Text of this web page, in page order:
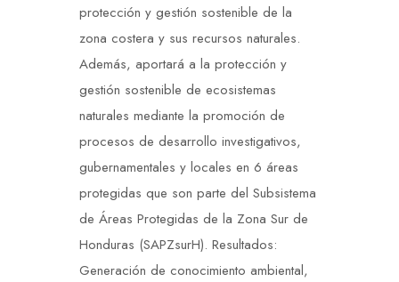
protección y gestión sostenible de la
zona costera y sus recursos naturales.
Además, aportará a la protección y
gestión sostenible de ecosistemas
naturales mediante la promoción de
procesos de desarrollo investigativos,
gubernamentales y locales en 6 áreas
protegidas que son parte del Subsistema
de Áreas Protegidas de la Zona Sur de
Honduras (SAPZsurH). Resultados:
Generación de conocimiento ambiental,